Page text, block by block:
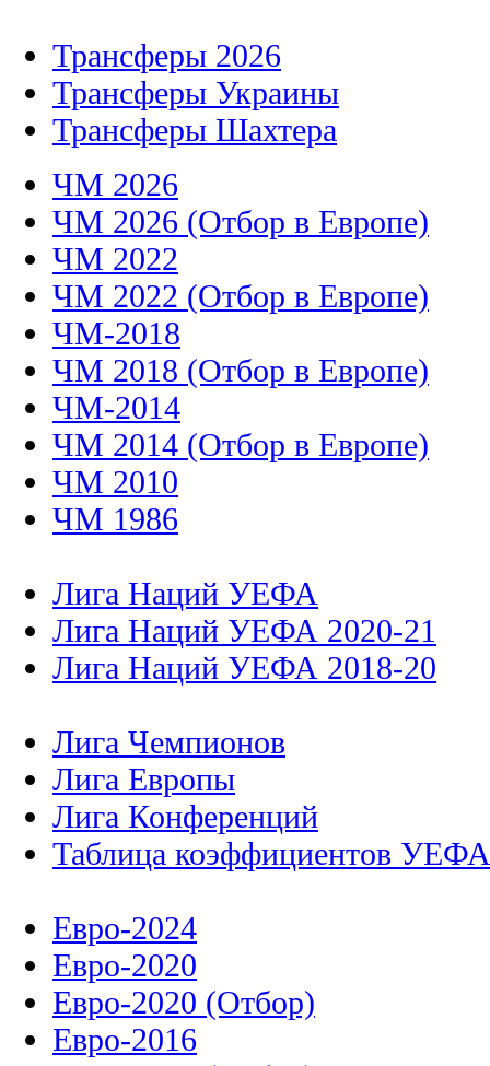
Трансферы 2026
Трансферы Украины
Трансферы Шахтера
ЧМ 2026
ЧМ 2026 (Отбор в Европе)
ЧМ 2022
ЧМ 2022 (Отбор в Европе)
ЧМ-2018
ЧМ 2018 (Отбор в Европе)
ЧМ-2014
ЧМ 2014 (Отбор в Европе)
ЧМ 2010
ЧМ 1986
Лига Наций УЕФА
Лига Наций УЕФА 2020-21
Лига Наций УЕФА 2018-20
Лига Чемпионов
Лига Европы
Лига Конференций
Таблица коэффициентов УЕФА
Евро-2024
Евро-2020
Евро-2020 (Отбор)
Евро-2016